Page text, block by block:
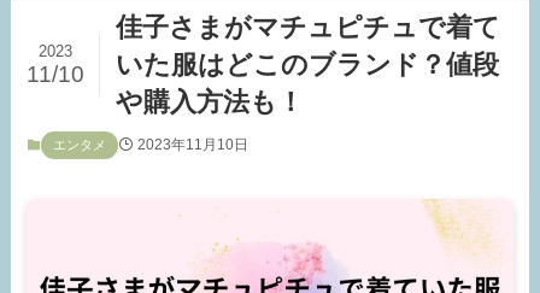
佳子さまがマチュピチュで着て
いた服はどこのブランド？値段
や購入方法も！
2023
11/10
エンタメ 2023年11月10日